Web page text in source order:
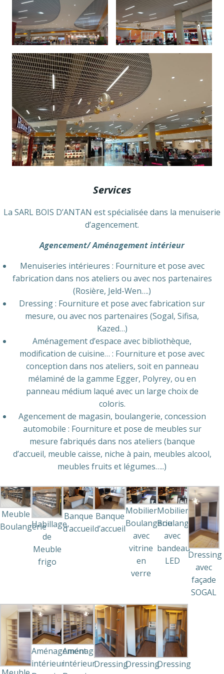
Services
La SARL BOIS D’ANTAN est spécialisée dans la menuiserie
d’agencement.
Agencement/ Aménagement intérieur
Menuiseries intérieures : Fourniture et pose avec
fabrication dans nos ateliers ou avec nos partenaires
(Rosière, Jeld-Wen….)
Dressing : Fourniture et pose avec fabrication sur
mesure, ou avec nos partenaires (Sogal, Sifisa,
Kazed…)
Aménagement d’espace avec bibliothèque,
modification de cuisine… : Fourniture et pose avec
conception dans nos ateliers, soit en panneau
mélaminé de la gamme Egger, Polyrey, ou en
panneau médium laqué avec un large choix de
coloris.
Agencement de magasin, boulangerie, concession
automobile : Fourniture et pose de meubles sur
mesure fabriqués dans nos ateliers (banque
d’accueil, meuble caisse, niche à pain, meubles alcool,
meubles fruits et légumes…..)
Meuble
BoulangerieHabillage
de
Meuble
frigo
Banque
d’accueil
Banque
d’accueil
Mobilier
Boulangerie
avec
vitrine
en
verre
Mobilier
Boulangerie
avec
bandeau
LED
Dressing
avec
façade
SOGAL
Aménagement
intérieur
Aménagement
intérieurDressingDressingDressing